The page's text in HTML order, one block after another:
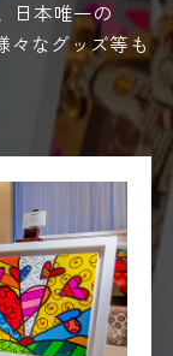
日本唯一の
々なグッズ等も